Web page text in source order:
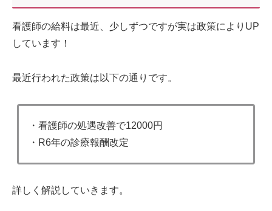
看護師の給料は最近、少しずつですが実は政策によりUP
しています！
最近行われた政策は以下の通りです。
・看護師の処遇改善で12000円
・R6年の診療報酬改定
詳しく解説していきます。